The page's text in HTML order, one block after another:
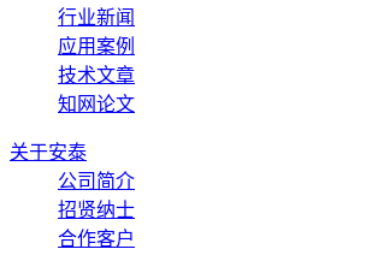
行业新闻
应用案例
技术文章
知网论文
关于安泰
公司简介
招贤纳士
合作客户